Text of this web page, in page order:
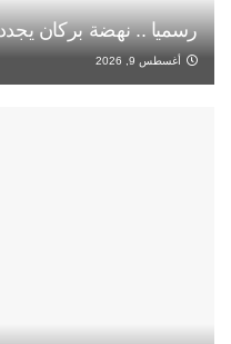
رسميا .. نهضة بركان
أغسطس 9, 2026